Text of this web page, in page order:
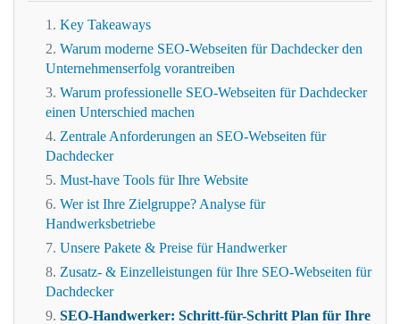
Key Takeaways
Warum moderne SEO-Webseiten für Dachdecker den
Unternehmenserfolg vorantreiben
Warum professionelle SEO-Webseiten für Dachdecker
einen Unterschied machen
Zentrale Anforderungen an SEO-Webseiten für
Dachdecker
Must-have Tools für Ihre Website
Wer ist Ihre Zielgruppe? Analyse für
Handwerksbetriebe
Unsere Pakete & Preise für Handwerker
Zusatz- & Einzelleistungen für Ihre SEO-Webseiten für
Dachdecker
SEO-Handwerker: Schritt-für-Schritt Plan für Ihre